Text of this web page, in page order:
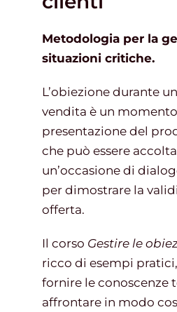
Gestione d’impresa
News
Contatti
Chi siamo
Metodologia per la
situazioni critiche.
L’obiezione durante
vendita è un
presentazione del
che può essere
un’occasione di
per dimostrare la
offerta.
Il corso Gestire le
ricco di esempi
fornire le conoscenze
affrontare in modo